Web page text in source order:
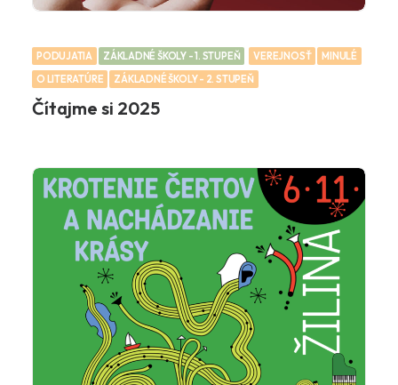
PODUJATIA ZÁKLADNÉ ŠKOLY - 1. STUPEŇ VEREJNOSŤ
MINULÉ
O LITERATÚRE
ZÁKLADNÉ ŠKOLY - 2. STUPEŇ
Čítajme si 2025